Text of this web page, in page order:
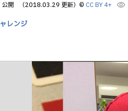
開 （2018.03.29 更新） © CC BY 4+ visibility
レンジ